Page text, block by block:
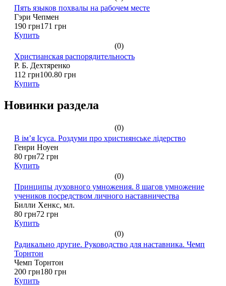
Пять языков похвалы на рабочем месте
Гэри Чепмен
190 грн171 грн
Купить
(0)
Христианская распорядительность
Р. Б. Дехтяренко
112 грн100.80 грн
Купить
Новинки раздела
(0)
В ім’я Ісуса. Роздуми про християнське лідерство
Генри Ноуен
80 грн72 грн
Купить
(0)
Принципы духовного умножения. 8 шагов умножение
учеников посредством личного наставничества
Билли Хенкс, мл.
80 грн72 грн
Купить
(0)
Радикально другие. Руководство для наставника. Чемп
Торнтон
Чемп Торнтон
200 грн180 грн
Купить